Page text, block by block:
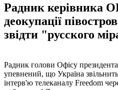
Радник керівника
деокупації
звідти "русского
Радник голови Офісу
упевнений, що Україна
інтерв'ю телеканалу Freedom